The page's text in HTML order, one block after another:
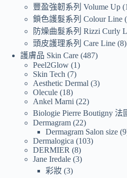
豐盈強韌系列 Volume Up 1
鎖色護髮系列 Colour Line
防燥曲髮系列 Rizzi Curly
頭皮護理系列 Care Line 8
護膚品 Skin Care 487
Peel2Glow 1
Skin Tech
7
Aesthetic Dermal 3
Olecule 18
Ankel Marni
22
Biologie Pierre Boutigny 法
Dermagram 22
Dermagram Salon size 9
Dermalogica
103
DERMIER
8
Jane Iredale 3
彩妝 3